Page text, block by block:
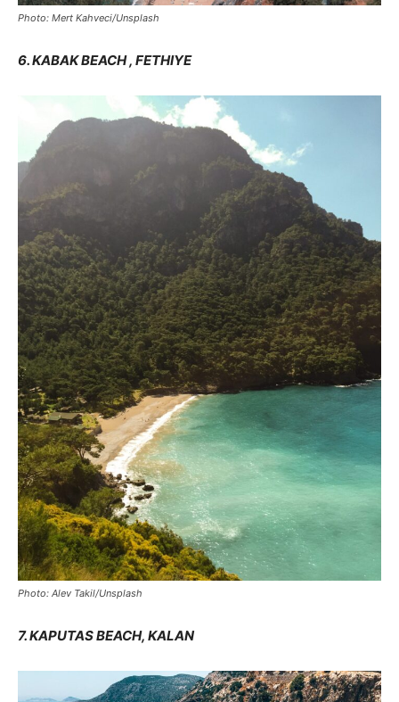
Photo: Mert Kahveci/Unsplash
6. KABAK BEACH , FETHIYE
Photo: Alev Takil/Unsplash
7. KAPUTAS BEACH, KALAN